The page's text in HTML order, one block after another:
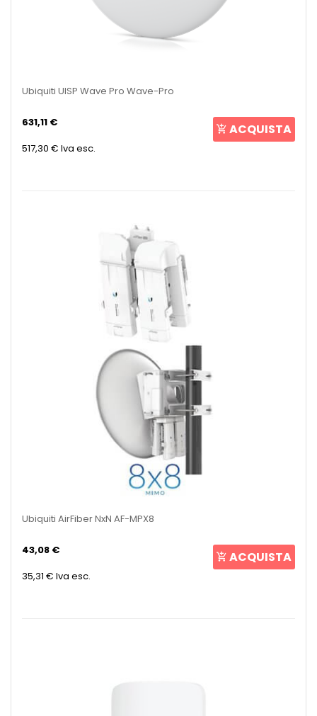
Ubiquiti UISP Wave Pro Wave-Pro
631,11 €
517,30 € Iva esc.
ACQUISTA
Ubiquiti AirFiber NxN AF-MPX8
43,08 €
35,31 € Iva esc.
ACQUISTA